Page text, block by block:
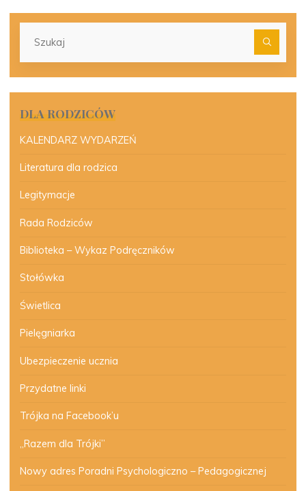
DLA RODZICÓW
KALENDARZ WYDARZEŃ
Literatura dla rodzica
Legitymacje
Rada Rodziców
Biblioteka – Wykaz Podręczników
Stołówka
Świetlica
Pielęgniarka
Ubezpieczenie ucznia
Przydatne linki
Trójka na Facebook’u
„Razem dla Trójki”
Nowy adres Poradni Psychologiczno – Pedagogicznej